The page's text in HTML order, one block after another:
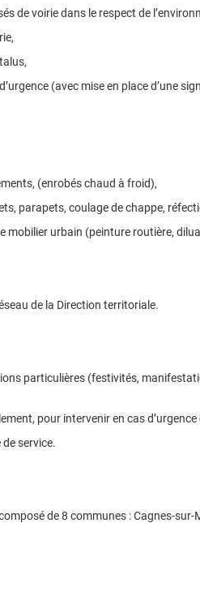
de voirie dans le respect de
(avec mise en place d’une
(enrobés chaud à froid),
parapets, coulage de chappe,
mobilier urbain (peinture routière,
de la Direction territoriale.
particulières (festivités,
pour intervenir en cas
service.
de 8 communes : Cagnes-